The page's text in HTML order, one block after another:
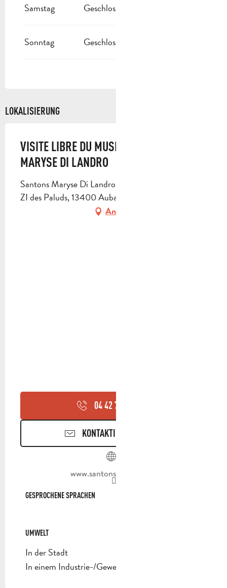
Samstag Geschlossen
Sonntag Geschlossen
LOKALISIERUNG
VISITE LIBRE DU MUSÉE DU SANTON
MARYSE DI LANDRO
Santons Maryse Di Landro, 582 avenue des Paluds,
ZI des Paluds, 13400 Aubagne
Anfahrt
04 42 70 95
KONTAKTIEREN SIE UNS
www.santons-dilandro.fr
GESPROCHENE SPRACHEN
GESPROCHENE SPRACHEN
UMWELT
UMWELT
In der Stadt
In einem Industrie-/Gewerbegebiet